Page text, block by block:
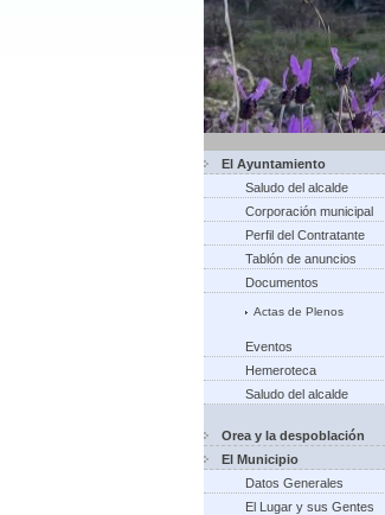
El Ayuntamiento
Saludo del alcalde
Corporación municipal
Perfil del Contratante
Tablón de anuncios
Documentos
Actas de Plenos
Eventos
Hemeroteca
Saludo del alcalde
Orea y la despoblación
El Municipio
Datos Generales
El Lugar y sus Gentes